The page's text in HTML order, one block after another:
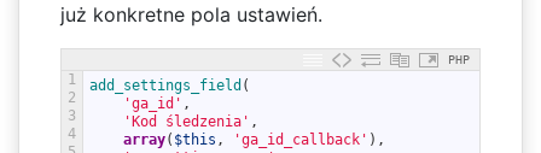
już konkretne pola ustawień.
PHP
1
2
3
4
add_settings_field (
'ga_id' ,
'Kod śledzenia' ,
array( $this , 'ga_id_callback' ) ,